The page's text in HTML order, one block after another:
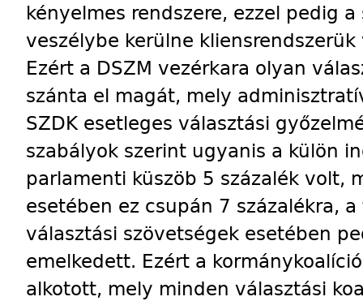
kényelmes rendszere, ezzel pedig
veszélybe kerülne
Ezért a DSZM vezérkara olyan
szánta el magát, mely
SZDK esetleges választási
szabályok szerint ugyanis a külön
parlamenti küszöb 5 százalék volt,
esetében ez csupán 7 százalékra,
választási szövetségek esetében
emelkedett. Ezért a
alkotott, mely minden választási